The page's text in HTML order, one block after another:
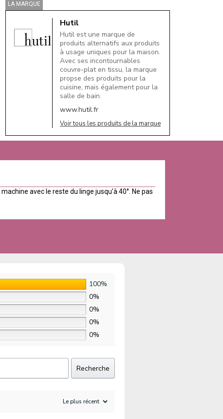
LA MARQUE
Hutil
Hutil est une marque de
produits alternatifs aux produits
à usage uniques pour la maison.
Avec ses incontournables
couvre-plat en tissu, la marque
propse des produits pour la
cuisine, mais également pour la
salle de bain.
www.hutil.fr
Voir tous les produits de la marque
avec le reste du linge jusqu’à 40°. Ne pas
100%
0%
0%
0%
0%
Recherche